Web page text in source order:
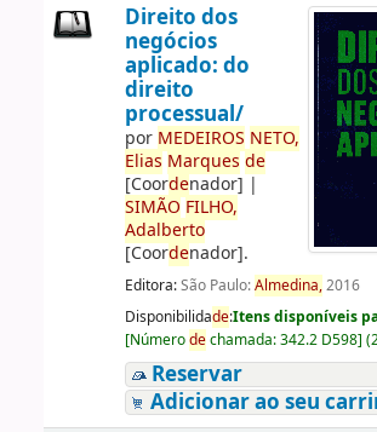
Direito dos
negócios
aplicado: do
direito
processual/
por MEDEIROS NETO,
Elias Marques de
[Coordenador] |
SIMÃO FILHO,
Adalberto
[Coordenador].
Editora:São Paulo:Almedina,2016
Disponibilidade:Itens disponíveis
[Númerodechamada:342.2 D598]
Reservar
Adicionar ao seu